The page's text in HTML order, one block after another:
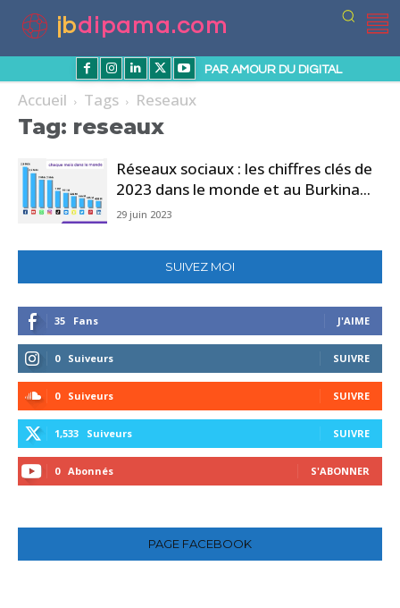
jbdipama.com
PAR AMOUR DU DIGITAL
Accueil Tags Reseaux
Tag: reseaux
Réseaux sociaux : les chiffres clés de
2023 dans le monde et au Burkina...
29 juin 2023
SUIVEZ MOI
35 Fans J'AIME
0 Suiveurs SUIVRE
0 Suiveurs SUIVRE
1,533 Suiveurs SUIVRE
0 Abonnés S'ABONNER
PAGE FACEBOOK